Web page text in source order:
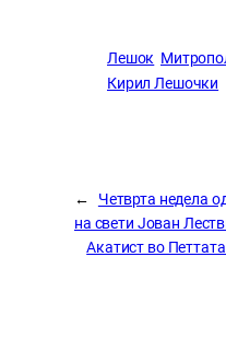
Лешок
Кирил Лешочки
←
Четврта недела
на свети Јован
Акатист во